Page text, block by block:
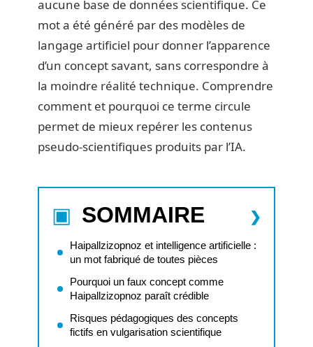
aucune base de données scientifique. Ce
mot a été généré par des modèles de
langage artificiel pour donner l’apparence
d’un concept savant, sans correspondre à
la moindre réalité technique. Comprendre
comment et pourquoi ce terme circule
permet de mieux repérer les contenus
pseudo-scientifiques produits par l’IA.
SOMMAIRE
Haipallzizopnoz et intelligence artificielle :
un mot fabriqué de toutes pièces
Pourquoi un faux concept comme
Haipallzizopnoz paraît crédible
Risques pédagogiques des concepts
fictifs en vulgarisation scientifique